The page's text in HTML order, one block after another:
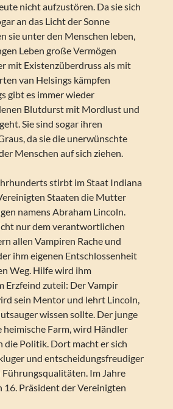
nicht aufzustören. Da sie sich
an das Licht der Sonne
sie unter den Menschen leben,
Leben große Vermögen
mit Existenzüberdruss als mit
van Helsings kämpfen
gibt es immer wieder
Blutdurst mit Mordlust und
Sie sind sogar ihren
da sie die unerwünschte
Menschen auf sich ziehen.
stirbt im Staat Indiana
Staaten die Mutter
namens Abraham Lincoln.
nur dem verantwortlichen
allen Vampiren Rache und
ihm eigenen Entschlossenheit
Weg. Hilfe wird ihm
Erzfeind zuteil: Der Vampir
sein Mentor und lehrt Lincoln,
wissen sollte. Der junge
heimische Farm, wird Händler
die Politik. Dort macht er sich
und entscheidungsfreudiger
Im Jahre
16. Präsident der Vereinigten